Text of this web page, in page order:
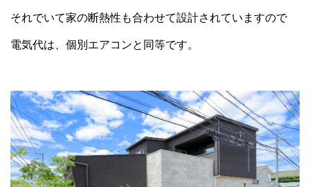
それでいて家の断熱性も合わせて設計されていますので
電気代は、個別エアコンと同等です。